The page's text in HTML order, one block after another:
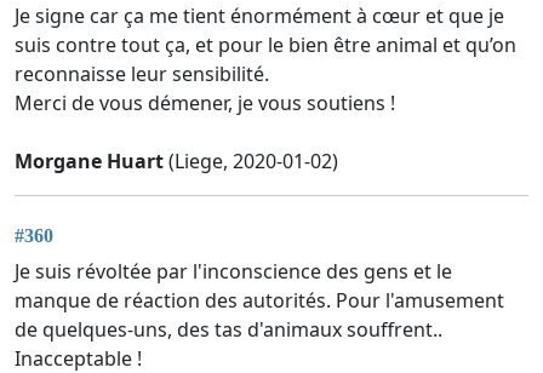
Je signe car ça me tient énormément à cœur et que je
suis contre tout ça, et pour le bien être animal et qu’on
reconnaisse leur sensibilité.
Merci de vous démener, je vous soutiens !
Morgane Huart(Liege, 2020-01-02)
#360
Je suis révoltée par l'inconscience des gens et le
manque de réaction des autorités. Pour l'amusement
de quelques-uns, des tas d'animaux souffrent..
Inacceptable !